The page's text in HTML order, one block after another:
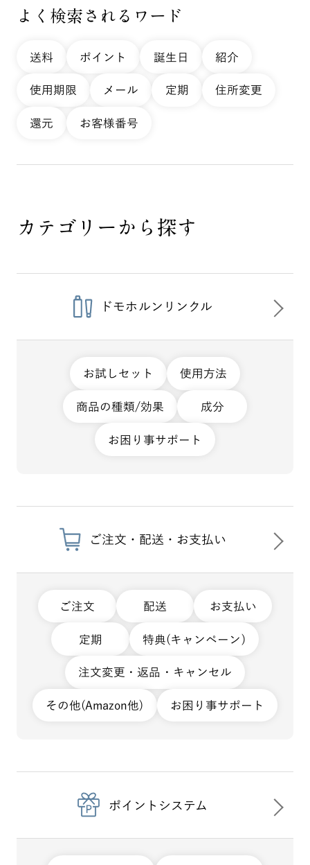
よく検索されるワード
送料 ポイント 誕生日 紹介
使用期限 メール 定期 住所変更
還元 お客様番号
カテゴリーから探す
ドモホルンリンクル
お試しセット 使用方法
商品の種類/効果 成分
お困り事サポート
ご注文・配送・お支払い
ご注文 配送 お支払い
定期 特典(キャンペーン)
注文変更・返品・キャンセル
その他(Amazon他) お困り事サポート
ポイントシステム